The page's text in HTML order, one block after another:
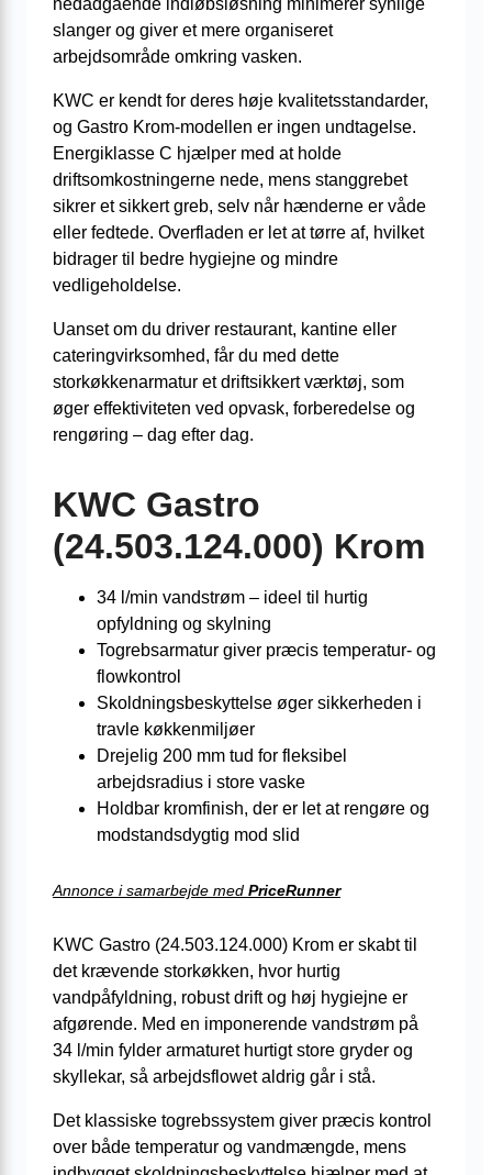
nedadgående indløbsløsning minimerer synlige
slanger og giver et mere organiseret
arbejdsområde omkring vasken.
KWC er kendt for deres høje kvalitetsstandarder,
og Gastro Krom-modellen er ingen undtagelse.
Energiklasse C hjælper med at holde
driftsomkostningerne nede, mens stanggrebet
sikrer et sikkert greb, selv når hænderne er våde
eller fedtede. Overfladen er let at tørre af, hvilket
bidrager til bedre hygiejne og mindre
vedligeholdelse.
Uanset om du driver restaurant, kantine eller
cateringvirksomhed, får du med dette
storkøkkenarmatur et driftsikkert værktøj, som
øger effektiviteten ved opvask, forberedelse og
rengøring – dag efter dag.
KWC Gastro
(24.503.124.000) Krom
34 l/min vandstrøm – ideel til hurtig
opfyldning og skylning
Togrebsarmatur giver præcis temperatur- og
flowkontrol
Skoldningsbeskyttelse øger sikkerheden i
travle køkkenmiljøer
Drejelig 200 mm tud for fleksibel
arbejdsradius i store vaske
Holdbar kromfinish, der er let at rengøre og
modstandsdygtig mod slid
Annonce i samarbejde med PriceRunner
KWC Gastro (24.503.124.000) Krom er skabt til
det krævende storkøkken, hvor hurtig
vandpåfyldning, robust drift og høj hygiejne er
afgørende. Med en imponerende vandstrøm på
34 l/min fylder armaturet hurtigt store gryder og
skyllekar, så arbejdsflowet aldrig går i stå.
Det klassiske togrebssystem giver præcis kontrol
over både temperatur og vandmængde, mens